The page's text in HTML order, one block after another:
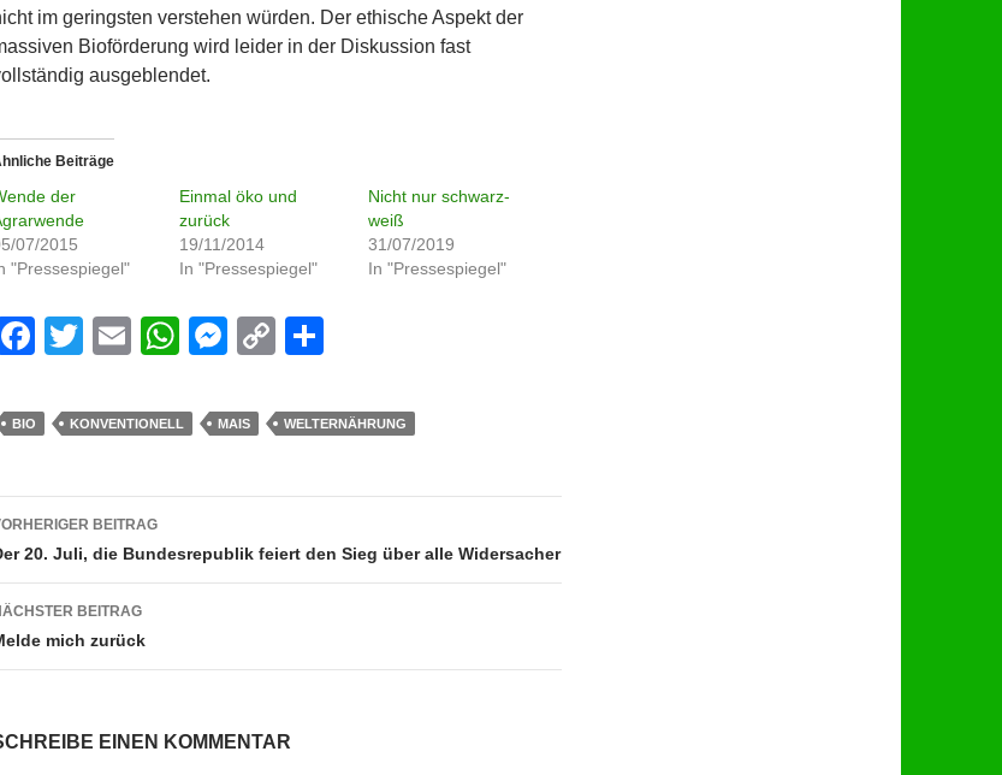
im geringsten verstehen würden. Der ethische Aspekt der
Bioförderung wird leider in der Diskussion fast
ausgeblendet.
Beiträge
der
07/2015
"Pressespiegel"
Einmal öko und
zurück
19/11/2014
In "Pressespiegel"
Nicht nur schwarz-
weiß
31/07/2019
In "Pressespiegel"
F
c
b
o
o
k
T
tt
E
ail
W
at
A
p
M
ss
n
er
C
p
Li
k
ar
BIO KONVENTIONELL MAIS WELTERNÄHRUNG
BEITRAG
20. Juli, die Bundesrepublik feiert den Sieg über alle Widersacher
BEITRAG
mich zurück
EINEN KOMMENTAR